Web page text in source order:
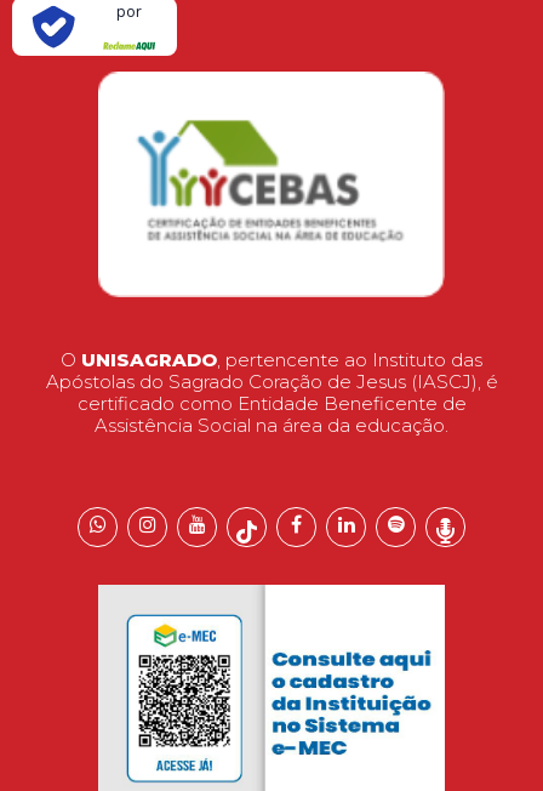
por
O UNISAGRADO, pertencente ao Instituto das
Apóstolas do Sagrado Coração de Jesus (IASCJ), é
certificado como Entidade Beneficente de
Assistência Social na área da educação.